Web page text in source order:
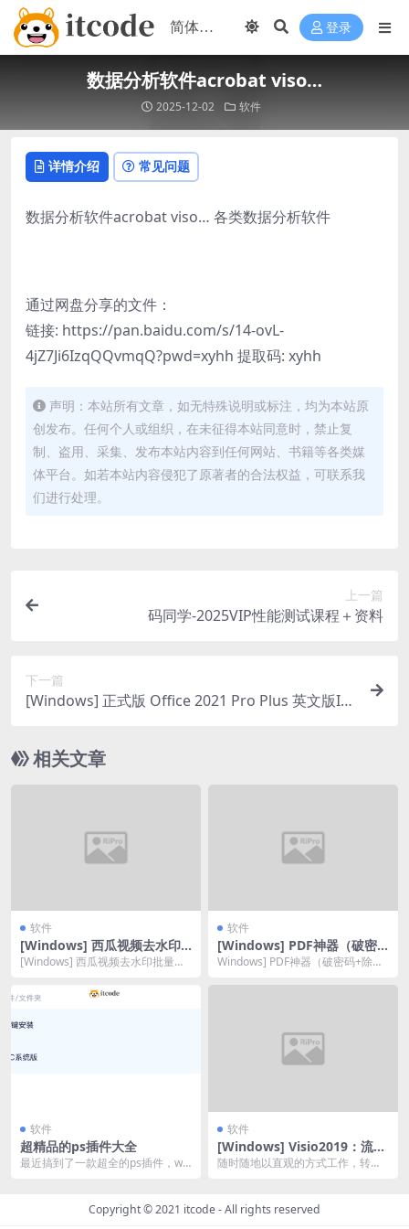
登录
数据分析软件acrobat viso…
2025-12-02 软件
详情介绍 常见问题
数据分析软件acrobat viso… 各类数据分析软件
通过网盘分享的文件：
链接: https://pan.baidu.com/s/14-ovL-
4jZ7Ji6IzqQQvmqQ?pwd=xyhh 提取码: xyhh
声明：本站所有文章，如无特殊说明或标注，均为本站原
创发布。任何个人或组织，在未征得本站同意时，禁止复
制、盗用、采集、发布本站内容到任何网站、书籍等各类媒
体平台。如若本站内容侵犯了原著者的合法权益，可联系我
们进行处理。
上一篇
码同学-2025VIP性能测试课程＋资料
下一篇
[Windows] 正式版 Office 2021 Pro Plus 英文版IM
相关文章
软件
[Windows] 西瓜视频去水印
批量下载工具
[Windows] 西瓜视频去水印批量下
软件
[Windows] PDF神器（破密
码+除水印+随意编辑+导出Wo
Windows] PDF神器（破密码+除水
软件
超精品的ps插件大全
最近搞到了一款超全的ps插件，win
软件
[Windows] Visio2019：流程
图制作工具和绘图软件
随时随地以直观的方式工作，转变
Copyright © 2021 itcode- All rights reserved